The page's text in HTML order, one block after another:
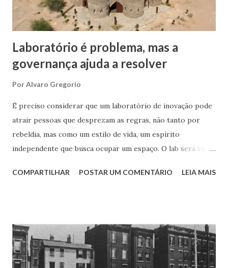
Global - GPS. A partir do uso mundial dessa plataforma
podemos calcular quantos outros produtos e serviços
foram gerado...
Laboratório é problema, mas a
governança ajuda a resolver
PorAlvaro Gregorio
É preciso considerar que um laboratório de inovação pode
atrair pessoas que desprezam as regras, não tanto por
rebeldia, mas como um estilo de vida, um espírito
independente que busca ocupar um espaço. O lab será visto
das corporações. Em parte isso é justificado pela aura de
claramente, a palavra disruptura que carrega um certo
rompimento com padrões. Isso cria alguns problemas
iniciais para a organização que começa o funcionamento do
COMPARTILHAR POSTAR UM COMENTÁRIO LEIA MAIS